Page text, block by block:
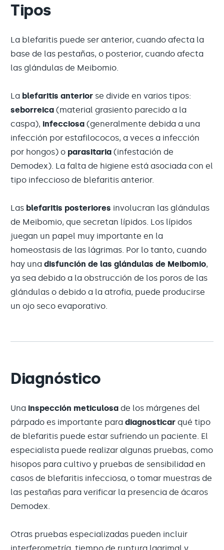
Tipos
La blefaritis puede ser anterior, cuando afecta la
base de las pestañas, o posterior, cuando afecta
las glándulas de Meibomio.
La blefaritis anterior se divide en varios tipos:
seborreica (material grasiento parecido a la
caspa), infecciosa (generalmente debida a una
infección por estafilococos, a veces a infección
por hongos) o parasitaria (infestación de
Demodex). La falta de higiene está asociada con el
tipo infeccioso de blefaritis anterior.
Las blefaritis posteriores involucran las glándulas
de Meibomio, que secretan lípidos. Los lípidos
juegan un papel muy importante en la
homeostasis de las lágrimas. Por lo tanto, cuando
hay una disfunción de las glándulas de Meibomio,
ya sea debido a la obstrucción de los poros de las
glándulas o debido a la atrofia, puede producirse
un ojo seco evaporativo.
Diagnóstico
Una inspección meticulosa de los márgenes del
párpado es importante para diagnosticar qué tipo
de blefaritis puede estar sufriendo un paciente. El
especialista puede realizar algunas pruebas, como
hisopos para cultivo y pruebas de sensibilidad en
casos de blefaritis infecciosa, o tomar muestras de
las pestañas para verificar la presencia de ácaros
Demodex.
Otras pruebas especializadas pueden incluir